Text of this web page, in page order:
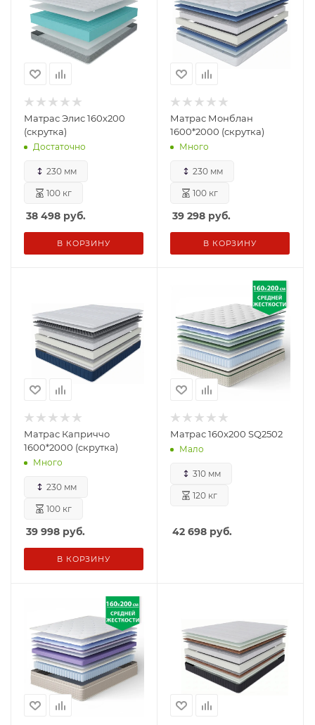
Матрас Элис 160х200
(скрутка)
Достаточно
230 мм
100 кг
38 498 руб.
В КОРЗИНУ
Матрас Монблан
1600*2000 (скрутка)
Много
230 мм
100 кг
39 298 руб.
В КОРЗИНУ
Матрас Каприччо
1600*2000 (скрутка)
Много
230 мм
100 кг
39 998 руб.
В КОРЗИНУ
Матрас 160х200 SQ2502
Мало
310 мм
120 кг
42 698 руб.